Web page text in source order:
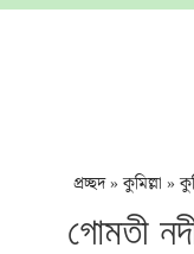
প্রচ্ছদ»কুমিল্লা »
গোমতী